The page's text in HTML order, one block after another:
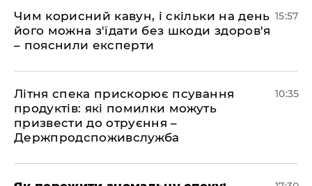
Чим корисний кавун, і скільки на день
його можна з'їдати без шкоди здоров'я
– пояснили експерти
15:57
Літня спека прискорює псування
продуктів: які помилки можуть
призвести до отруєння –
Держпродспоживслужба
10:35